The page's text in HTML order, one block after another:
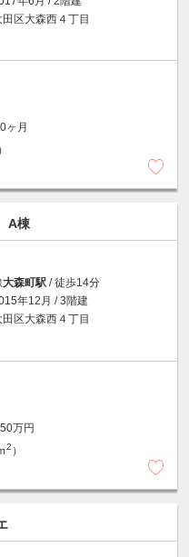
区大森西４丁目
0ヶ月
）
A棟
大森町駅 / 徒歩14分
年12月 / 3階建
区大森西４丁目
50万円
2 ）